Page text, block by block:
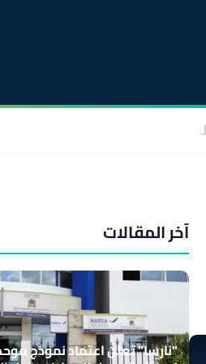
آخر المقالات
"نارسا" تعلن اعتماد نموذج